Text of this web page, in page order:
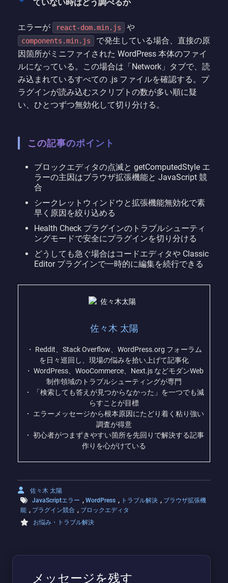
ていない時はどう調べるか
エラーが react-dom.min.js や
components.min.js
で発生している場合、直接の原
因箇所がミニファイされた WordPress 本体のファイ
ルになっている。この場合は「Network」タブで、読
み込まれているすべての .js ファイルを確認する。プ
ラグインが読み込むスクリプトの数が多い順に疑
い、ひとつずつ無効化して切り分ける。
この記事のポイント
ブロックエディタの点滅と getComputedStyle エ
ラーの主因はブラウザ拡張機能と JavaScript 競
合
シークレットウィンドウと拡張機能無効化で素
早く原因を絞り込める
Health Check プラグインのトラブルシューティ
ングモードで安全にプラグインを切り分ける
どうしても急ぐ場合はコードエディタや Classic
Editor プラグインで一時的に編集を続行できる
佐々木 太陽
・ Reddit、Stack Overflow、WordPress.org フォーラム
を日々巡回し、現場の悩みを拾い上げて記事化
・ WordPress、WooCommerce、Next.js などモダンWeb
制作領域のトラブルシューティングが専門
・ 「検索しても答えが見つからなかった」を一つでも減
らすことが目標
・ エラーメッセージから根本原因にたどり着く粘り強い
調査が得意
・ 初心者がつまずきやすい箇所を先回りで解決する記事
作りを心がけている
佐々木 太陽
JavaScriptエラー , WordPress , トラブル解決 , ブラウザ拡張機
能 , プラグイン競合 , ブロックエディタ
お悩み・トラブル解決
メッセージを残す